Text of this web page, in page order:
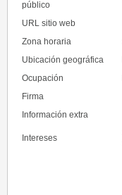
público
URL sitio web
Zona horaria
Ubicación geográfica
Ocupación
Firma
Información extra
Intereses